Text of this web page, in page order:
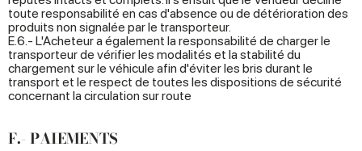
toute responsabilité en cas d'absence ou de détérioration des
produits non signalée par le transporteur.
E.6.- L'Acheteur a également la responsabilité de charger le
transporteur de vérifier les modalités et la stabilité du
chargement sur le véhicule afin d'éviter les bris durant le
transport et le respect de toutes les dispositions de sécurité
concernant la circulation sur route
F.- PAIEMENTS